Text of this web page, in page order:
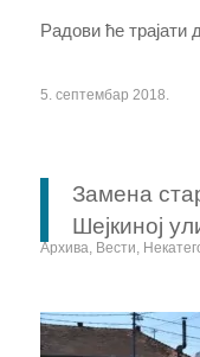
Радови ће трајати
5. септембар 2018.
Замена
Шејкиној
Архива, Вести,